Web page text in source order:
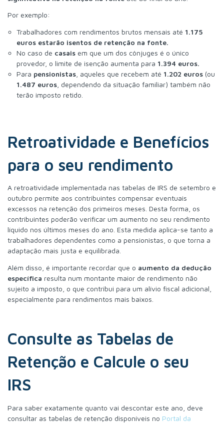
Por exemplo:
Trabalhadores com rendimentos brutos mensais até 1.175
euros estarão isentos de retenção na fonte.
No caso de casais em que um dos cônjuges é o único
provedor, o limite de isenção aumenta para 1.394 euros.
Para pensionistas , aqueles que recebem até 1.202 euros (ou
1.487 euros , dependendo da situação familiar) também não
terão imposto retido.
Retroatividade e Benefícios
para o seu rendimento
A retroatividade implementada nas tabelas de IRS de setembro e
outubro permite aos contribuintes compensar eventuais
excessos na retenção dos primeiros meses. Desta forma, os
contribuintes poderão verificar um aumento no seu rendimento
líquido nos últimos meses do ano. Esta medida aplica-se tanto a
trabalhadores dependentes como a pensionistas, o que torna a
adaptação mais justa e equilibrada.
Além disso, é importante recordar que o aumento da dedução
específica resulta num montante maior de rendimento não
sujeito a imposto, o que contribui para um alívio fiscal adicional,
especialmente para rendimentos mais baixos.
Consulte as Tabelas de
Retenção e Calcule o seu
IRS
Para saber exatamente quanto vai descontar este ano, deve
consultar as tabelas de retenção disponíveis no Portal da